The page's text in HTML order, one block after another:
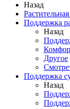
Назад
Поддержка
Назад
Другое
Поддержка
Назад